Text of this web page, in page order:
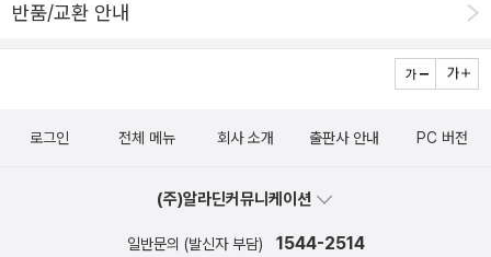
반품/교환 안내
로그인 전체 메뉴 회사 소개 출판사 안내 PC 버전
(주)알라딘커뮤니케이션
일반문의 (발신자 부담) 1544-2514